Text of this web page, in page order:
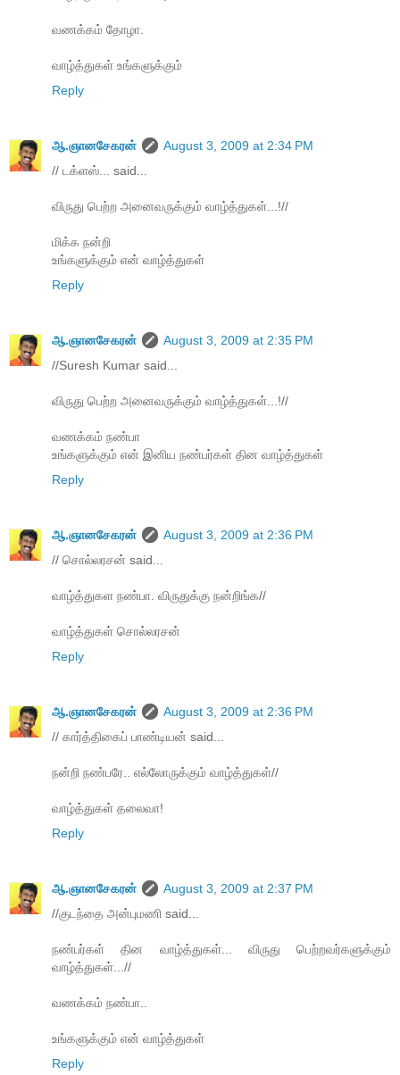
வணக்கம் தோழா.
வாழ்த்துகள் உங்களுக்கும்
Reply
ஆ.ஞானசேகரன்
August 3, 2009 at 2:34 PM
// டக்ளஸ்... said...
விருது பெற்ற‌ அனைவருக்கும் வாழ்த்துகள்...!//
மிக்க நன்றி
உங்களுக்கும் என் வாழ்த்துகள்
Reply
ஆ.ஞானசேகரன்
August 3, 2009 at 2:35 PM
//Suresh Kumar said...
விருது பெற்ற‌ அனைவருக்கும் வாழ்த்துகள்...!//
வணக்கம் நண்பா
உங்களுக்கும் என் இனிய நண்பர்கள் தின வாழ்த்துகள்
Reply
ஆ.ஞானசேகரன்
August 3, 2009 at 2:36 PM
// சொல்லரசன் said...
வாழ்த்துகள நண்பா. விருதுக்கு நன்றிங்க‌//
வாழ்த்துகள் சொல்லரசன்
Reply
ஆ.ஞானசேகரன்
August 3, 2009 at 2:36 PM
// கார்த்திகைப் பாண்டியன் said...
நன்றி நண்பரே.. எல்லோருக்கும் வாழ்த்துகள்//
வாழ்த்துகள் தலைவா!
Reply
ஆ.ஞானசேகரன்
August 3, 2009 at 2:37 PM
//குடந்தை அன்புமணி said...
நண்பர்கள் தின வாழ்த்துகள்... விருது பெற்றவர்களுக்கும்
வாழ்த்துகள்...//
வணக்கம் நண்பா..
உங்களுக்கும் என் வாழ்த்துகள்
Reply